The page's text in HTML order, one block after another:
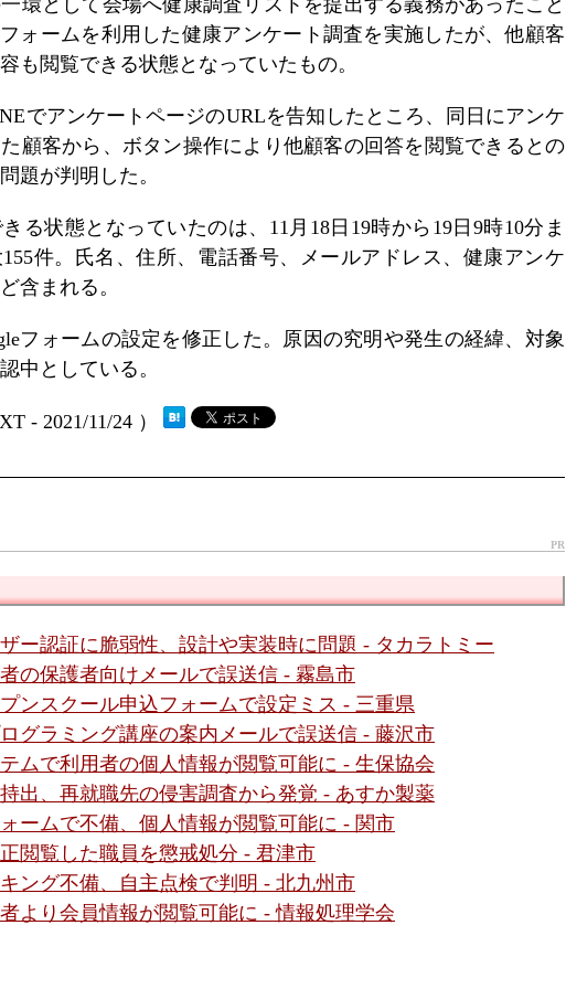
環として会場へ健康調査リストを提出する義務があったこと
ォームを利用した健康アンケート調査を実施したが、他顧客
も閲覧できる状態となっていたもの。
でアンケートページのURLを告知したところ、同日にアンケ
顧客から、ボタン操作により他顧客の回答を閲覧できるとの
題が判明した。
る状態となっていたのは、11月18日19時から19日9時10分ま
件。氏名、住所、電話番号、メールアドレス、健康アンケ
含まれる。
フォームの設定を修正した。原因の究明や発生の経緯、対象
中としている。
- 2021/11/24 ）
PR
ー認証に脆弱性、設計や実装時に問題 - タカラトミー
の保護者向けメールで誤送信 - 霧島市
ンスクール申込フォームで設定ミス - 三重県
グラミング講座の案内メールで誤送信 - 藤沢市
ムで利用者の個人情報が閲覧可能に - 生保協会
出、再就職先の侵害調査から発覚 - あすか製薬
ームで不備、個人情報が閲覧可能に - 関市
閲覧した職員を懲戒処分 - 君津市
ング不備、自主点検で判明 - 北九州市
より会員情報が閲覧可能に - 情報処理学会